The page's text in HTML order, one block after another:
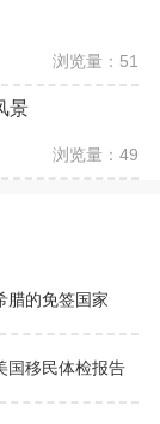
浏览量：51
景
浏览量：49
腊的免签国家
国移民体检报告